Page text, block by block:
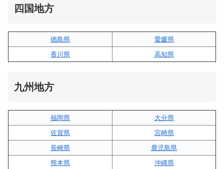
四国地方
徳島県
愛媛県
香川県
高知県
九州地方
福岡県
大分県
佐賀県
宮崎県
長崎県
鹿児島県
熊本県
沖縄県